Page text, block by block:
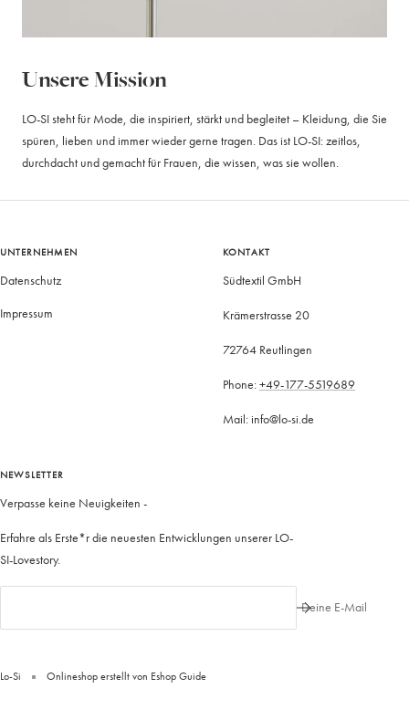
Unsere Mission
LO-SI steht für Mode, die inspiriert, stärkt und begleitet – Kleidung, die Sie
spüren, lieben und immer wieder gerne tragen. Das ist LO-SI: zeitlos,
durchdacht und gemacht für Frauen, die wissen, was sie wollen.
UNTERNEHMEN
Datenschutz
Impressum
KONTAKT
Südtextil GmbH
Krämerstrasse 20
72764 Reutlingen
Phone:+49-177-5519689
Mail: info@lo-si.de
NEWSLETTER
Verpasse keine Neuigkeiten -
Erfahre als Erste*r die neuesten Entwicklungen unserer LO-
SI-Lovestory.
Deine E-Mail
Lo-Si Onlineshop erstellt von Eshop Guide